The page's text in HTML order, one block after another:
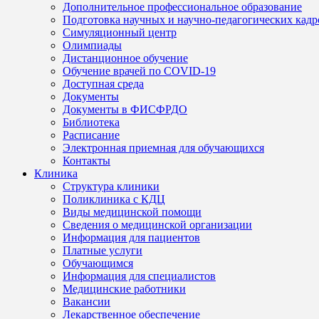
Дополнительное профессиональное образование
Подготовка научных и научно-педагогических
Симуляционный центр
Олимпиады
Дистанционное обучение
Обучение врачей по COVID-19
Доступная среда
Документы
Документы в ФИСФРДО
Библиотека
Расписание
Электронная приемная для обучающихся
Контакты
Клиника
Структура клиники
Поликлиника с КДЦ
Виды медицинской помощи
Сведения о медицинской организации
Информация для пациентов
Платные услуги
Обучающимся
Информация для специалистов
Медицинские работники
Вакансии
Лекарственное обеспечение